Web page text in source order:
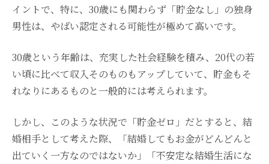
イントで、特に、30歳にも関わらず「貯金なし」の独身
男性は、やばい認定される可能性が極めて高いです。
30歳という年齢は、充実した社会経験を積み、20代の若
い頃に比べて収入そのものもアップしていて、貯金もそ
れなりにあるものと一般的には考えられます。
しかし、このような状況で「貯金ゼロ」だとすると、結
婚相手として考えた際、「結婚してもお金がどんどんと
出ていく一方なのではないか」「不安定な結婚生活にな